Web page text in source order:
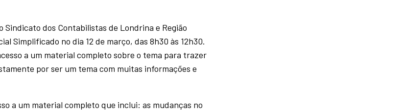
Sindicato dos Contabilistas de Londrina e Região
Simplificado no dia 12 de março, das 8h30 às 12h30.
a um material completo sobre o tema para trazer
por ser um tema com muitas informações e
a um material completo que inclui: as mudanças no